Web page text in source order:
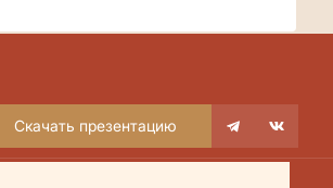
Скачать презентацию